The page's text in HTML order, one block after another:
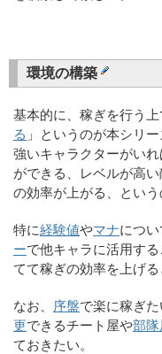
環境の構築
基本的に、稼ぎを行う上
る 」というのが本シリ
強いキャラクターがい
ができる、レベルが高
の効率が上がる、という
特に経験値やマナにつ
ーで他キャラに活用す
てて稼ぎの効率を上げる
なお、 序盤で楽に稼ぎた
更できるチート屋や部隊
ておきたい。